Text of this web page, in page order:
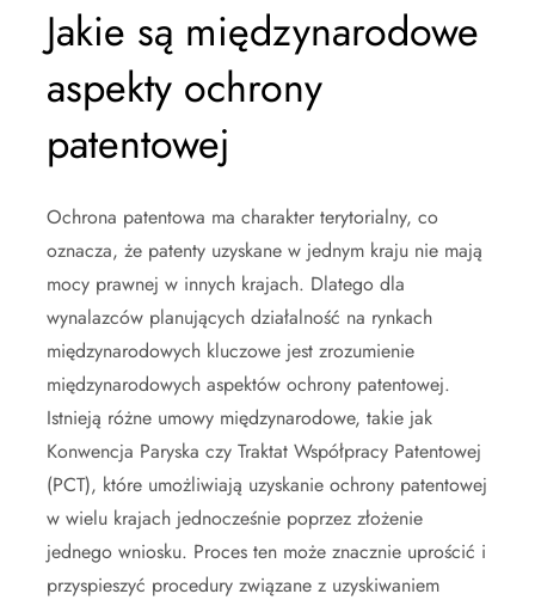
Jakie są międzynarodowe
aspekty ochrony
patentowej
Ochrona patentowa ma charakter terytorialny, co
oznacza, że patenty uzyskane w jednym kraju nie mają
mocy prawnej w innych krajach. Dlatego dla
wynalazców planujących działalność na rynkach
międzynarodowych kluczowe jest zrozumienie
międzynarodowych aspektów ochrony patentowej.
Istnieją różne umowy międzynarodowe, takie jak
Konwencja Paryska czy Traktat Współpracy Patentowej
(PCT), które umożliwiają uzyskanie ochrony patentowej
w wielu krajach jednocześnie poprzez złożenie
jednego wniosku. Proces ten może znacznie uprościć i
przyspieszyć procedury związane z uzyskiwaniem